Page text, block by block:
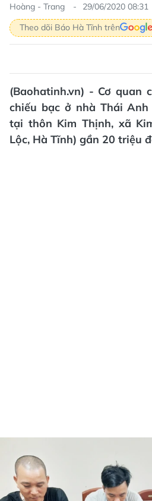
Hoàng - Trang
29/06/2020 08:31
Theo dõi Báo Hà Tĩnh trên
(Baohatinh.vn) - Cơ quan
chiếu bạc ở nhà Thái
tại thôn Kim Thịnh, xã
Lộc, Hà Tĩnh) gần 20 triệu